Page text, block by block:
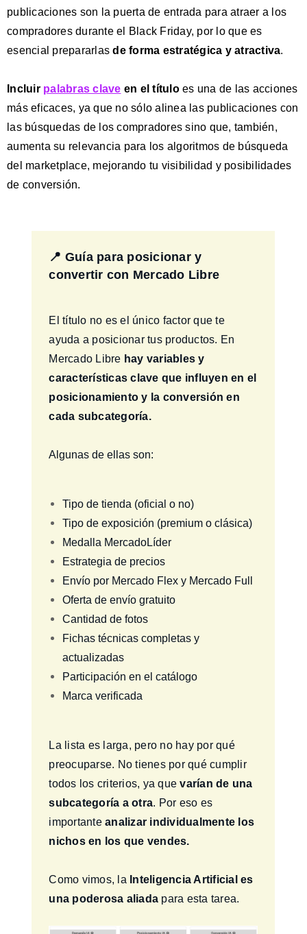
publicaciones son la puerta de entrada para atraer a los
compradores durante el Black Friday, por lo que es
esencial prepararlasde forma estratégica y atractiva.
Incluir palabras clave en el títuloes una de las acciones
más eficaces, ya que no sólo alinea las publicaciones con
las búsquedas de los compradores sino que, también,
aumenta su relevancia para los algoritmos de búsqueda
del marketplace, mejorando tu visibilidad y posibilidades
de conversión.
📍 Guía para posicionar y
convertir con Mercado Libre
El título no es el único factor que te
ayuda a posicionar tus productos. En
Mercado Libre hay variables y
características clave que influyen en el
posicionamiento y la conversión en
cada subcategoría.
Algunas de ellas son:
Tipo de tienda (oficial o no)
Tipo de exposición (premium o clásica)
Medalla MercadoLíder
Estrategia de precios
Envío por Mercado Flex y Mercado Full
Oferta de envío gratuito
Cantidad de fotos
Fichas técnicas completas y
actualizadas
Participación en el catálogo
Marca verificada
La lista es larga, pero no hay por qué
preocuparse. No tienes por qué cumplir
todos los criterios, ya quevarían de una
subcategoría a otra. Por eso es
importanteanalizar individualmente los
nichos en los que vendes.
Como vimos, la Inteligencia Artificial es
una poderosa aliada para esta tarea.